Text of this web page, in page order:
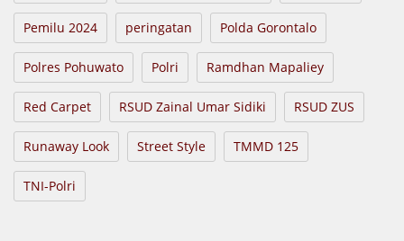
Pemilu 2024 peringatan Polda Gorontalo
Polres Pohuwato Polri Ramdhan Mapaliey
Red Carpet RSUD Zainal Umar Sidiki RSUD ZUS
Runaway Look Street Style TMMD 125
TNI-Polri